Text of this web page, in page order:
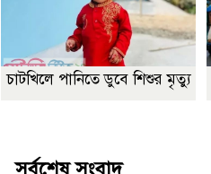
চাটখিলে পানিতে ডুবে শিশুর মৃত্যু
সর্বশেষ সংবাদ